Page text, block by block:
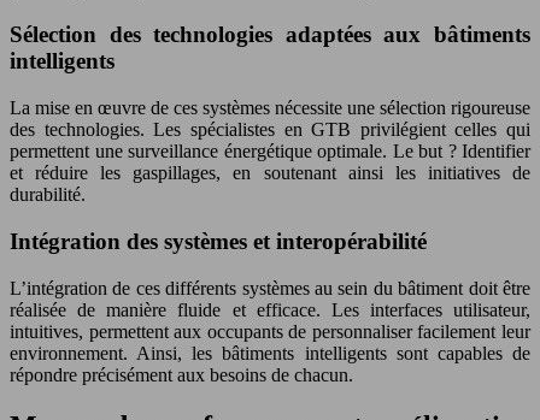
Sélection des technologies adaptées aux bâtiments
intelligents
La mise en œuvre de ces systèmes nécessite une sélection rigoureuse
des technologies. Les spécialistes en GTB privilégient celles qui
permettent une surveillance énergétique optimale. Le but ? Identifier
et réduire les gaspillages, en soutenant ainsi les initiatives de
durabilité.
Intégration des systèmes et interopérabilité
L’intégration de ces différents systèmes au sein du bâtiment doit être
réalisée de manière fluide et efficace. Les interfaces utilisateur,
intuitives, permettent aux occupants de personnaliser facilement leur
environnement. Ainsi, les bâtiments intelligents sont capables de
répondre précisément aux besoins de chacun.